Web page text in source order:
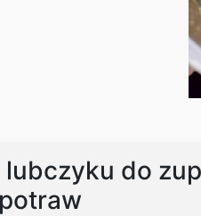
lubczyku do